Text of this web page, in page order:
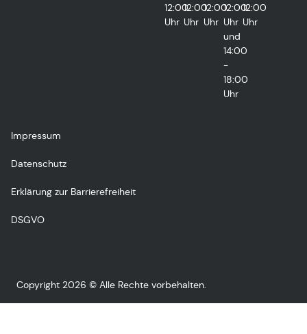
12:00
Uhr
12:00
Uhr
12:00
Uhr
12:00
Uhr
und
14:00
-
18:00
Uhr
12:00
Uhr
Impressum
Datenschutz
Erklärung zur Barrierefreiheit
DSGVO
Copyright 2026 © Alle Rechte vorbehalten.